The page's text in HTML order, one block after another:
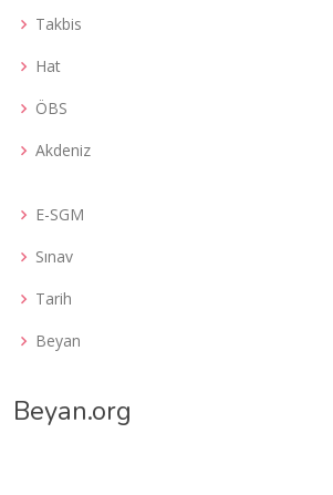
Takbis
Hat
ÖBS
Akdeniz
E-SGM
Sınav
Tarih
Beyan
Beyan.org